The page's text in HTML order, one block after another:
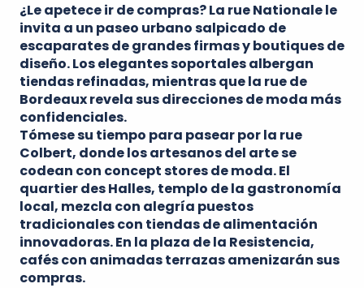
¿Le apetece ir de compras?La rue Nationalele
invita a un paseo urbano salpicado de
escaparates de grandes firmas y boutiques de
diseño. Los elegantes soportales albergan
tiendas refinadas, mientras que la rue de
Bordeauxrevela sus direcciones de moda más
confidenciales.
Tómese su tiempo para pasear por la rue
Colbert, donde los artesanos del arte se
codean con concept stores de moda. El
quartier des Halles, templo de la gastronomía
local, mezcla con alegría puestos
tradicionales con tiendas de alimentación
innovadoras. En la plaza de la Resistencia,
cafés con animadas terrazas amenizarán sus
compras.